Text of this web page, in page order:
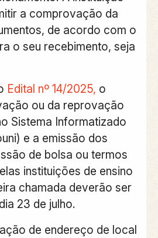
a comprovação da
de acordo com o
o seu recebimento, seja
Edital nº 14/2025, o
ou da reprovação
Sistema Informatizado
e a emissão dos
de bolsa ou termos
instituições de ensino
chamada deverão ser
23 de julho.
de endereço de local